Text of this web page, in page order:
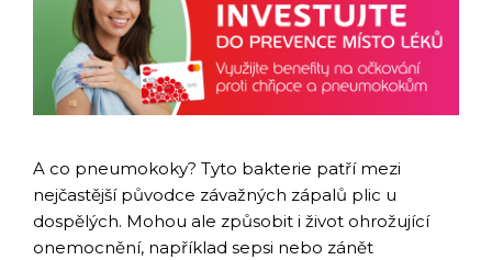
A co pneumokoky? Tyto bakterie patří mezi
nejčastější původce závažných zápalů plic u
dospělých. Mohou ale způsobit i život ohrožující
onemocnění, například sepsi nebo zánět